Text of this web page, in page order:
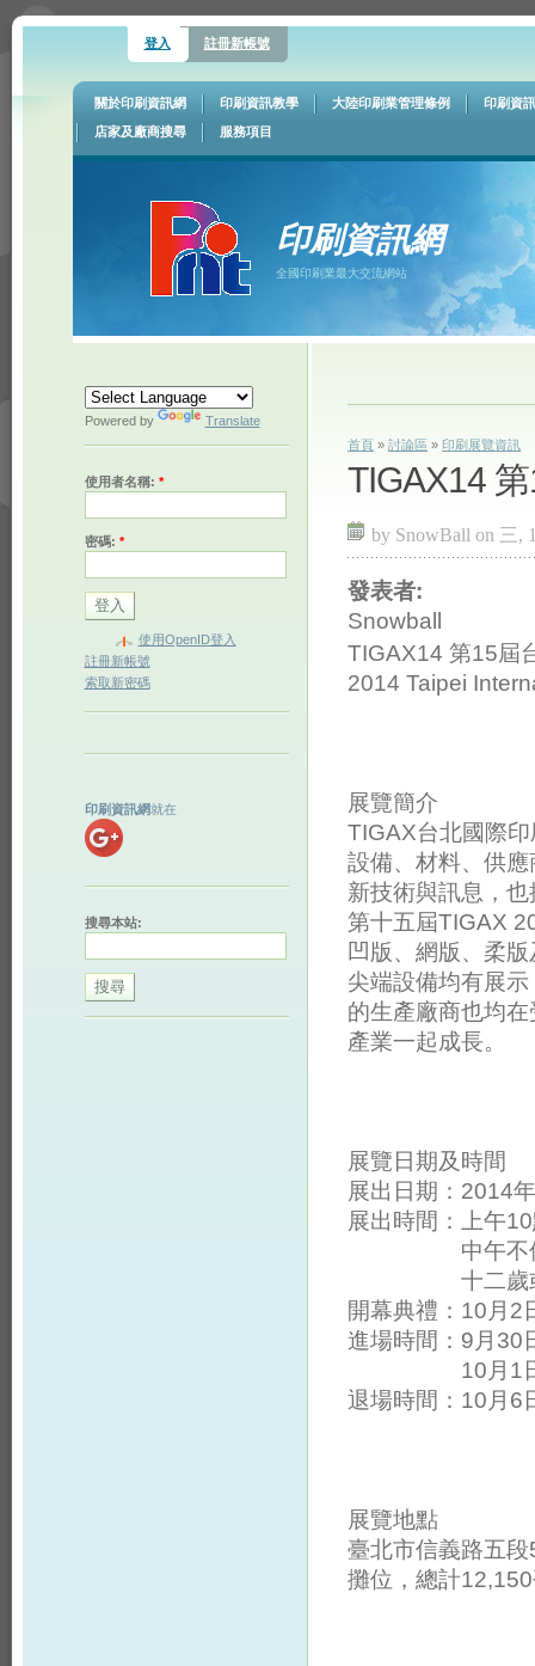
登入 註冊新帳號
關於印刷資訊網 印刷資訊教學 大陸印刷業管理條例
印刷資
店家及廠商搜尋
服務項目
印刷資訊網
全國印刷業最大交流網站
Powered by Translate
使用者名稱: *
密碼: *
使用OpenID登入
註冊新帳號
索取新密碼
印刷資訊網就在
搜尋本站:
首頁 »討論區 »印刷展覽資訊
TIGAX14
by SnowBall on 三,
發表者:
Snowball
TIGAX14 第15屆
2014 Taipei
展覽簡介
TIGAX台北國際
設備、材料、供
新技術與訊息，
第十五屆TIGAX
凹版、網版、柔
尖端設備均有展
的生產廠商也均
產業一起成長。
展覽日期及時間
展出日期：2014
展出時間：上午
中午不休息
十二歲或身
開幕典禮：10月2
進場時間：9月30
10月1日，上
退場時間：10月6
展覽地點
臺北市信義路五
攤位，總計